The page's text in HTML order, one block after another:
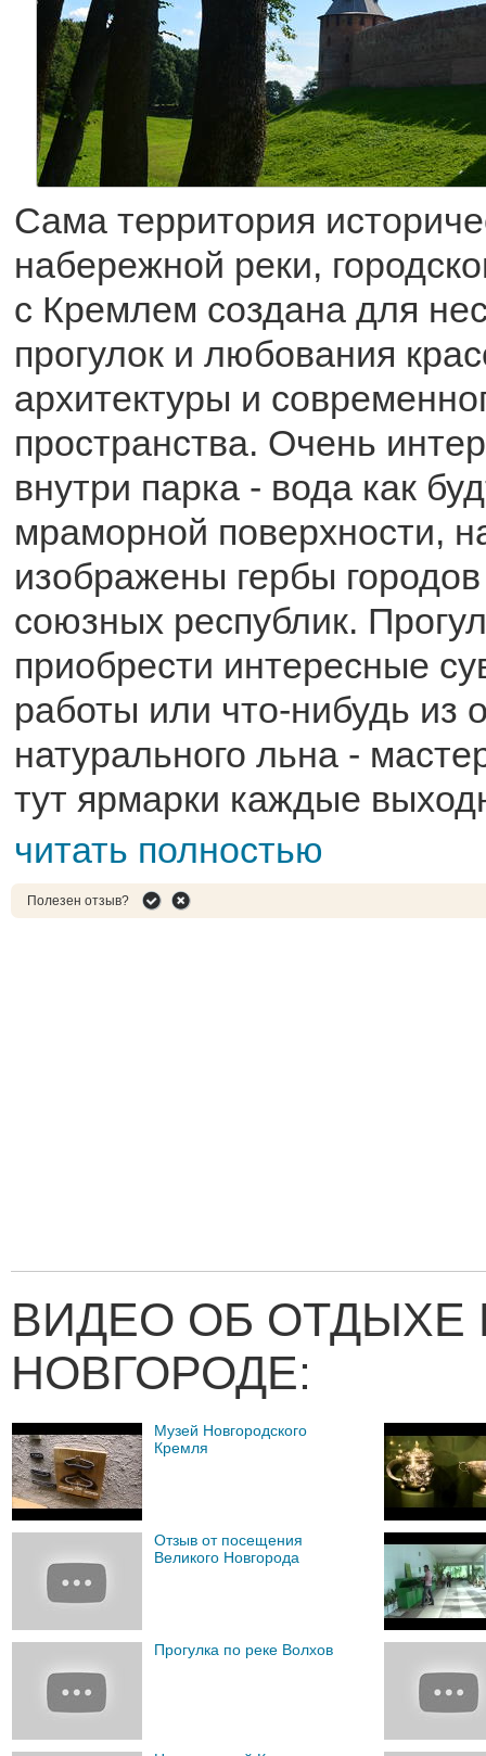
Сама территория
набережной реки,
с Кремлем создана для
прогулок и любования
архитектуры и
пространства. Очень
внутри парка - вода как
мраморной поверхности,
изображены гербы
союзных республик.
приобрести интересные
работы или что-нибудь из
натурального льна -
тут ярмарки каждые
читать полностью
Полезен отзыв?
ВИДЕО ОБ ОТДЫХЕ
НОВГОРОДЕ:
Музей Новгородского
Кремля
Отзыв от посещения
Великого Новгорода
Прогулка по реке Волхов